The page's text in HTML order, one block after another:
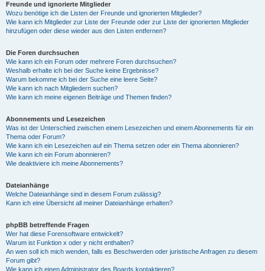
Freunde und ignorierte Mitglieder
Wozu benötige ich die Listen der Freunde und ignorierten Mitglieder?
Wie kann ich Mitglieder zur Liste der Freunde oder zur Liste der ignorierten Mitglieder
hinzufügen oder diese wieder aus den Listen entfernen?
Die Foren durchsuchen
Wie kann ich ein Forum oder mehrere Foren durchsuchen?
Weshalb erhalte ich bei der Suche keine Ergebnisse?
Warum bekomme ich bei der Suche eine leere Seite?
Wie kann ich nach Mitgliedern suchen?
Wie kann ich meine eigenen Beiträge und Themen finden?
Abonnements und Lesezeichen
Was ist der Unterschied zwischen einem Lesezeichen und einem Abonnements für ein
Thema oder Forum?
Wie kann ich ein Lesezeichen auf ein Thema setzen oder ein Thema abonnieren?
Wie kann ich ein Forum abonnieren?
Wie deaktiviere ich meine Abonnements?
Dateianhänge
Welche Dateianhänge sind in diesem Forum zulässig?
Kann ich eine Übersicht all meiner Dateianhänge erhalten?
phpBB betreffende Fragen
Wer hat diese Forensoftware entwickelt?
Warum ist Funktion x oder y nicht enthalten?
An wen soll ich mich wenden, falls es Beschwerden oder juristische Anfragen zu diesem
Forum gibt?
Wie kann ich einen Administrator des Boards kontaktieren?